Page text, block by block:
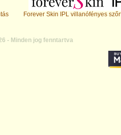
Forever Skin IPL villanófényes
- Minden jog fenntartva